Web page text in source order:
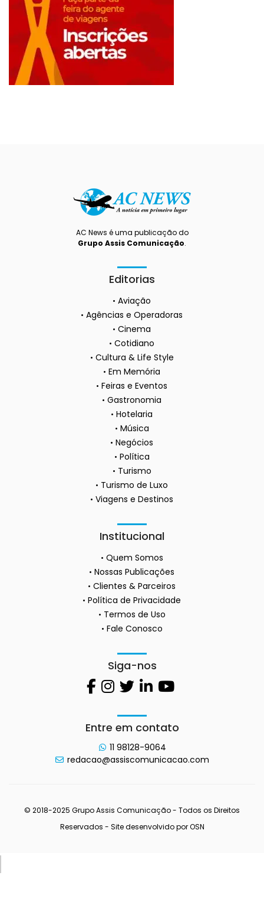
AC News é uma publicação do
Grupo Assis Comunicação.
Editorias
Aviação
Agências e Operadoras
Cinema
Cotidiano
Cultura & Life Style
Em Memória
Feiras e Eventos
Gastronomia
Hotelaria
Música
Negócios
Política
Turismo
Turismo de Luxo
Viagens e Destinos
Institucional
Quem Somos
Nossas Publicações
Clientes & Parceiros
Política de Privacidade
Termos de Uso
Fale Conosco
Siga-nos
Entre em contato
11 98128-9064
redacao@assiscomunicacao.com
© 2018-2025 Grupo Assis Comunicação - Todos os Direitos
Reservados - Site desenvolvido porOSN